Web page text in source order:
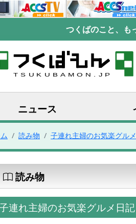
つくばのこと、も
ニュース
読み物 子連れ主婦のお気楽グル
読み物
連れ主婦のお気楽グルメ日記